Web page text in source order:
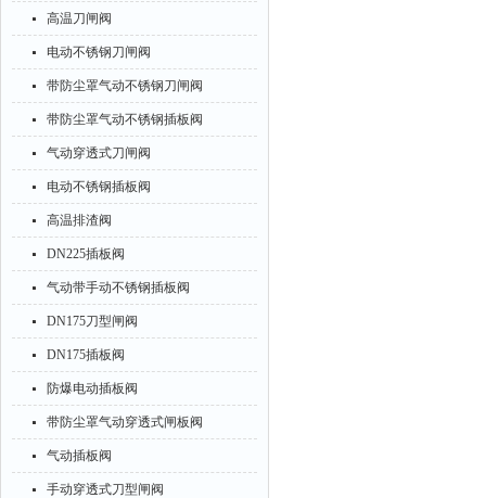
高温刀闸阀
电动不锈钢刀闸阀
带防尘罩气动不锈钢刀闸阀
带防尘罩气动不锈钢插板阀
气动穿透式刀闸阀
电动不锈钢插板阀
高温排渣阀
DN225插板阀
气动带手动不锈钢插板阀
DN175刀型闸阀
DN175插板阀
防爆电动插板阀
带防尘罩气动穿透式闸板阀
气动插板阀
手动穿透式刀型闸阀